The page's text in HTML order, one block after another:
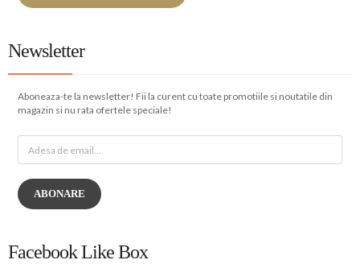
Newsletter
Aboneaza-te la newsletter! Fii la curent cu toate promotiile si noutatile din
magazin si nu rata ofertele speciale!
ABONARE
Facebook Like Box